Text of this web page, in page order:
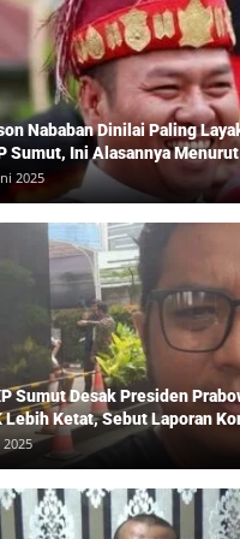
Nababan Dinilai Paling
Sumut, Ini Alasannya
2025
Sumut Desak Presiden
Lebih Ketat, Sebut Laporan
2025